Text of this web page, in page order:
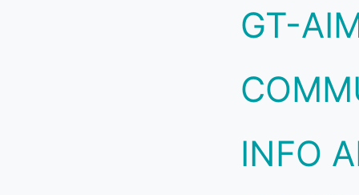
GT-
INFO